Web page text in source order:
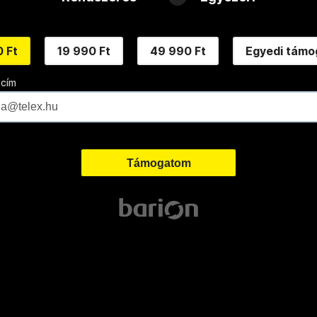
Ft 19 990 Ft 49 990 Ft Egyedi